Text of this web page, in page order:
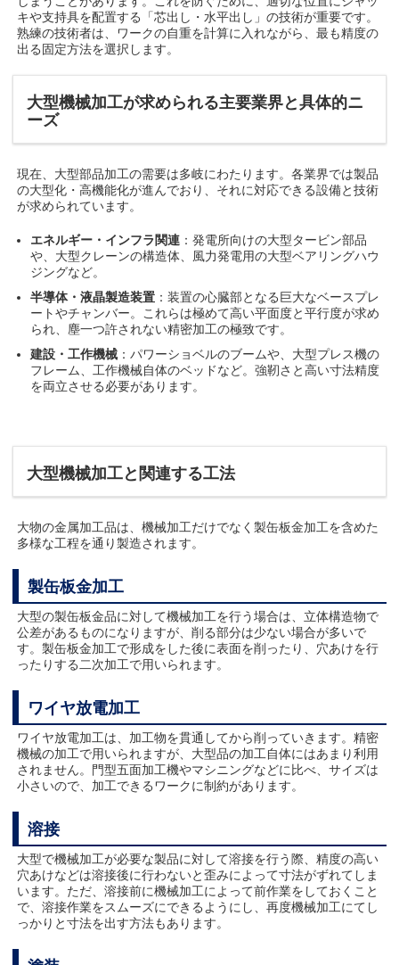
キや支持具を配置する「芯出し・水平出し」の技術が重要です。
熟練の技術者は、ワークの自重を計算に入れながら、最も精度の
出る固定方法を選択します。
大型機械加工が求められる主要業界と具体的ニ
ーズ
現在、大型部品加工の需要は多岐にわたります。各業界では製品
の大型化・高機能化が進んでおり、それに対応できる設備と技術
が求められています。
エネルギー・インフラ関連 ：発電所向けの大型タービン部品
や、大型クレーンの構造体、風力発電用の大型ベアリングハウ
ジングなど。
半導体・液晶製造装置 ：装置の心臓部となる巨大なベースプレ
ートやチャンバー。これらは極めて高い平面度と平行度が求め
られ、塵一つ許されない精密加工の極致です。
建設・工作機械 ：パワーショベルのブームや、大型プレス機の
フレーム、工作機械自体のベッドなど。強靭さと高い寸法精度
を両立させる必要があります。
大型機械加工と関連する工法
大物の金属加工品は、機械加工だけでなく製缶板金加工を含めた
多様な工程を通り製造されます。
製缶板金加工
大型の製缶板金品に対して機械加工を行う場合は、立体構造物で
公差があるものになりますが、削る部分は少ない場合が多いで
す。製缶板金加工で形成をした後に表面を削ったり、穴あけを行
ったりする二次加工で用いられます。
ワイヤ放電加工
ワイヤ放電加工は、加工物を貫通してから削っていきます。精密
機械の加工で用いられますが、大型品の加工自体にはあまり利用
されません。門型五面加工機やマシニングなどに比べ、サイズは
小さいので、加工できるワークに制約があります。
溶接
大型で機械加工が必要な製品に対して溶接を行う際、精度の高い
穴あけなどは溶接後に行わないと歪みによって寸法がずれてしま
います。ただ、溶接前に機械加工によって前作業をしておくこと
で、溶接作業をスムーズにできるようにし、再度機械加工にてし
っかりと寸法を出す方法もあります。